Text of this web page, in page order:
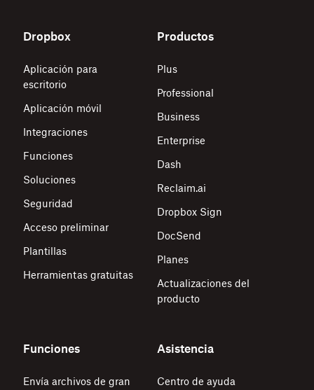
Dropbox
Aplicación para
escritorio
Aplicación móvil
Integraciones
Funciones
Soluciones
Seguridad
Acceso preliminar
Plantillas
Herramientas gratuitas
Productos
Plus
Professional
Business
Enterprise
Dash
Reclaim.ai
Dropbox Sign
DocSend
Planes
Actualizaciones del
producto
Funciones
Envía archivos de gran
Asistencia
Centro de ayuda